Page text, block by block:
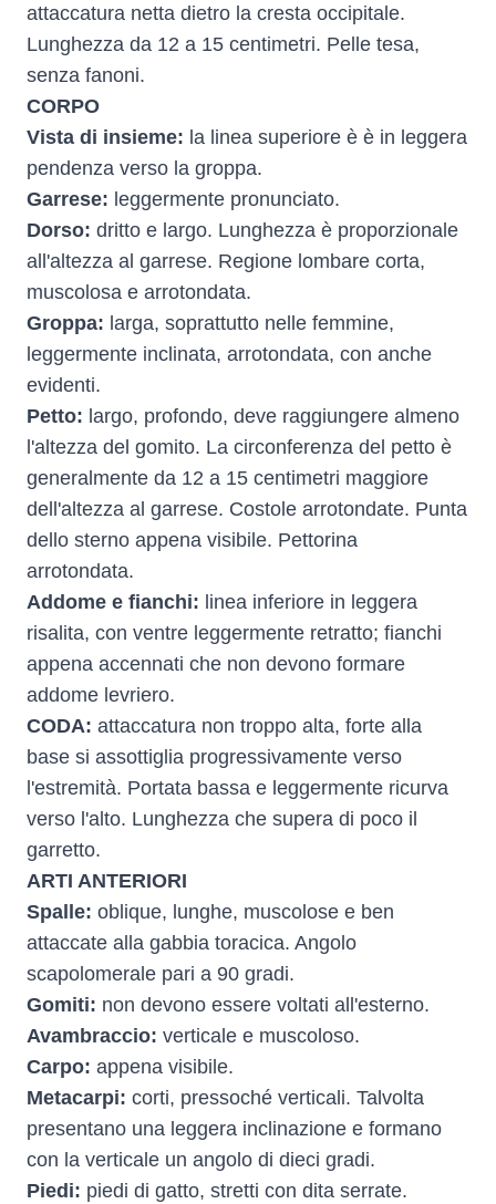
attaccatura netta dietro la cresta occipitale.
Lunghezza da 12 a 15 centimetri. Pelle tesa,
senza fanoni.
CORPO
Vista di insieme: la linea superiore è è in leggera
pendenza verso la groppa.
Garrese: leggermente pronunciato.
Dorso: dritto e largo. Lunghezza è proporzionale
all'altezza al garrese. Regione lombare corta,
muscolosa e arrotondata.
Groppa: larga, soprattutto nelle femmine,
leggermente inclinata, arrotondata, con anche
evidenti.
Petto: largo, profondo, deve raggiungere almeno
l'altezza del gomito. La circonferenza del petto è
generalmente da 12 a 15 centimetri maggiore
dell'altezza al garrese. Costole arrotondate. Punta
dello sterno appena visibile. Pettorina
arrotondata.
Addome e fianchi: linea inferiore in leggera
risalita, con ventre leggermente retratto; fianchi
appena accennati che non devono formare
addome levriero.
CODA: attaccatura non troppo alta, forte alla
base si assottiglia progressivamente verso
l'estremità. Portata bassa e leggermente ricurva
verso l'alto. Lunghezza che supera di poco il
garretto.
ARTI ANTERIORI
Spalle: oblique, lunghe, muscolose e ben
attaccate alla gabbia toracica. Angolo
scapolomerale pari a 90 gradi.
Gomiti: non devono essere voltati all'esterno.
Avambraccio: verticale e muscoloso.
Carpo: appena visibile.
Metacarpi: corti, pressoché verticali. Talvolta
presentano una leggera inclinazione e formano
con la verticale un angolo di dieci gradi.
Piedi: piedi di gatto, stretti con dita serrate.